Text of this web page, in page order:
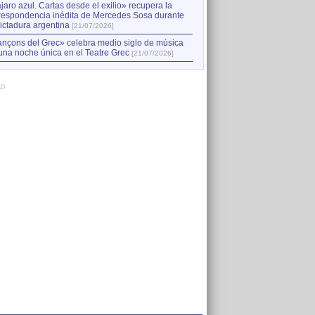
azul. Cartas desde el exilio» recupera la
inédita de Mercedes Sosa durante
argentina [21/07/2026]
del Grec» celebra medio siglo de música
noche única en el Teatre Grec [21/07/2026]